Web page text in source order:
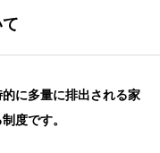
に多量に排出される家
度です。